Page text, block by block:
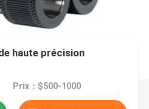
haute précision
Prix：$500-1000